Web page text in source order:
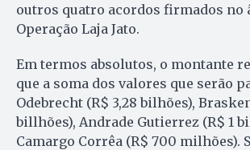
outros quatro acordos firmados no
Operação Laja Jato.
Em termos absolutos, o montante
que a soma dos valores que serão
Odebrecht (R$ 3,28 bilhões),
billhões), Andrade Gutierrez (R$ 1
Camargo Corrêa (R$ 700 milhões).